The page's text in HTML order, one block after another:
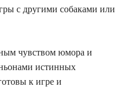
с другими собаками или
чувством юмора и
истинных
к игре и